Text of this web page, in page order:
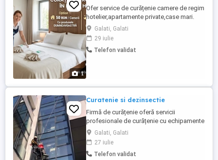
1
Ofer service de curățenie camere de regim
hotelier,apartamente private,case mari.
Preturile sunt foarte accesibile apelați cu
încredere.
Galati, Galati
29 iulie
Telefon validat
Curatenie si dezinsectie
Firmă de curățenie oferă servicii
profesionale de curățenie cu echipamente
performante și soluții profesionale eco.
Curățenie generală și de întreținere :
apartamente,case,vile, Hale industriale
Scari de bloc si subsoluri spații
Galati, Galati
27 iulie
Telefon validat